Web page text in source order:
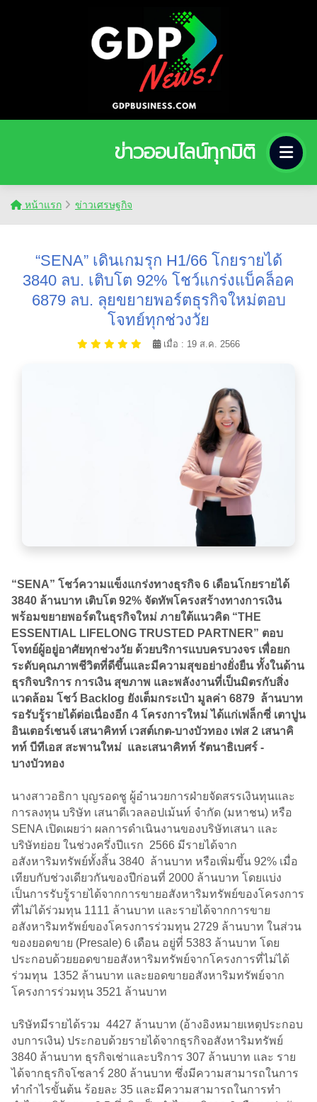
ข่าวออนไลน์ทุกมิติ
หน้าแรก ข่าวเศรษฐกิจ
“SENA” เดินเกมรุก H1/66 โกยรายได้
3840 ลบ. เติบโต 92% โชว์แกร่งแบ็คล็อค
6879 ลบ. ลุยขยายพอร์ตธุรกิจใหม่ตอบ
โจทย์ทุกช่วงวัย
เมื่อ : 19 ส.ค. 2566
“SENA” โชว์ความแข็งแกร่งทางธุรกิจ 6 เดือนโกยรายได้
3840 ล้านบาท เติบโต 92% จัดทัพโครงสร้างทางการเงิน
พร้อมขยายพอร์ตในธุรกิจใหม่ ภายใต้แนวคิด “THE
ESSENTIAL LIFELONG TRUSTED PARTNER” ตอบ
โจทย์ผู้อยู่อาศัยทุกช่วงวัย ด้วยบริการแบบครบวงจร เพื่อยก
ระดับคุณภาพชีวิตที่ดีขึ้นและมีความสุขอย่างยั่งยืน ทั้งในด้าน
ธุรกิจบริการ การเงิน สุขภาพ และพลังงานที่เป็นมิตรกับสิ่ง
แวดล้อม โชว์ Backlog ยังเต็มกระเป๋า มูลค่า 6879 ล้านบาท
รอรับรู้รายได้ต่อเนื่องอีก 4 โครงการใหม่ ได้แก่เฟล็กซี่ เตาปูน
อินเตอร์เชนจ์ เสนาคิทท์ เวสต์เกต-บางบัวทอง เฟส 2 เสนาคิ
ทท์ บีทีเอส สะพานใหม่ และเสนาคิทท์ รัตนาธิเบศร์ -
บางบัวทอง
นางสาวอธิกา บุญรอดชู ผู้อำนวยการฝ่ายจัดสรรเงินทุนและ
การลงทุน บริษัท เสนาดีเวลลอปเม้นท์ จำกัด (มหาชน) หรือ
SENA เปิดเผยว่า ผลการดำเนินงานของบริษัทเสนา และ
บริษัทย่อย ในช่วงครึ่งปีแรก 2566 มีรายได้จาก
อสังหาริมทรัพย์ทั้งสิ้น 3840 ล้านบาท หรือเพิ่มขึ้น 92% เมื่อ
เทียบกับช่วงเดียวกันของปีก่อนที่ 2000 ล้านบาท โดยแบ่ง
เป็นการรับรู้รายได้จากการขายอสังหาริมทรัพย์ของโครงการ
ที่ไม่ได้ร่วมทุน 1111 ล้านบาท และรายได้จากการขาย
อสังหาริมทรัพย์ของโครงการร่วมทุน 2729 ล้านบาท ในส่วน
ของยอดขาย (Presale) 6 เดือน อยู่ที่ 5383 ล้านบาท โดย
ประกอบด้วยยอดขายอสังหาริมทรัพย์จากโครงการที่ไม่ได้
ร่วมทุน 1352 ล้านบาท และยอดขายอสังหาริมทรัพย์จาก
โครงการร่วมทุน 3521 ล้านบาท
บริษัทมีรายได้รวม 4427 ล้านบาท (อ้างอิงหมายเหตุประกอบ
งบการเงิน) ประกอบด้วยรายได้จากธุรกิจอสังหาริมทรัพย์
3840 ล้านบาท ธุรกิจเช่าและบริการ 307 ล้านบาท และ ราย
ได้จากธุรกิจโซลาร์ 280 ล้านบาท ซึ่งมีความสามารถในการ
ทำกำไรขั้นต้น ร้อยละ 35 และมีความสามารถในการทำ